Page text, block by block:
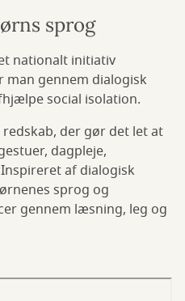
sprog
nationalt initiativ
gennem dialogisk
social isolation.
der gør det let at
dagpleje,
af dialogisk
sprog og
gennem læsning, leg og